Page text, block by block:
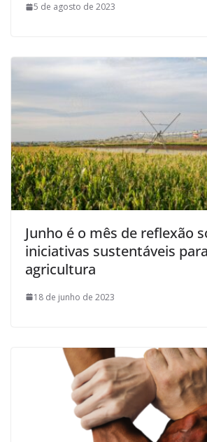
5 de agosto de 2023
Junho é o mês de reflexão
iniciativas sustentáveis
agricultura
18 de junho de 2023